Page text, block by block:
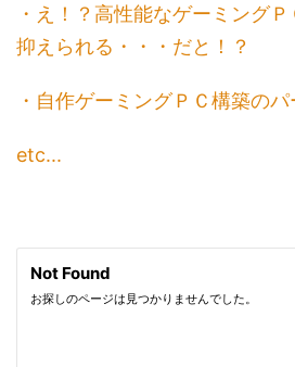
・え！？高性能なゲーミング
抑えられる・・・だと！？
・自作ゲーミングＰＣ構築の
etc...